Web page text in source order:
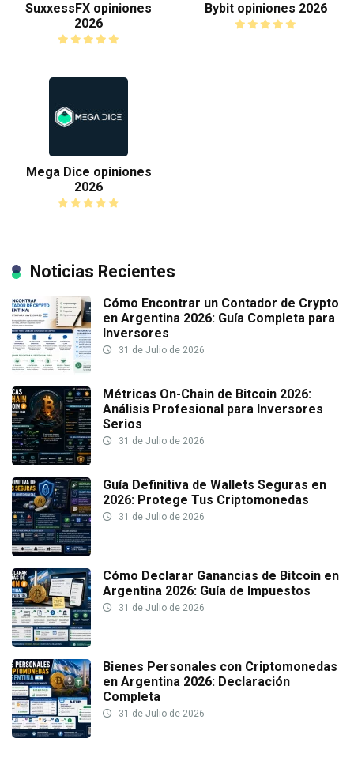
SuxxessFX opiniones
2026
Bybit opiniones 2026
Mega Dice opiniones
2026
Noticias Recientes
Cómo Encontrar un Contador de Crypto
en Argentina 2026: Guía Completa para
Inversores
31 de Julio de 2026
Métricas On-Chain de Bitcoin 2026:
Análisis Profesional para Inversores
Serios
31 de Julio de 2026
Guía Definitiva de Wallets Seguras en
2026: Protege Tus Criptomonedas
31 de Julio de 2026
Cómo Declarar Ganancias de Bitcoin en
Argentina 2026: Guía de Impuestos
31 de Julio de 2026
Bienes Personales con Criptomonedas
en Argentina 2026: Declaración
Completa
31 de Julio de 2026